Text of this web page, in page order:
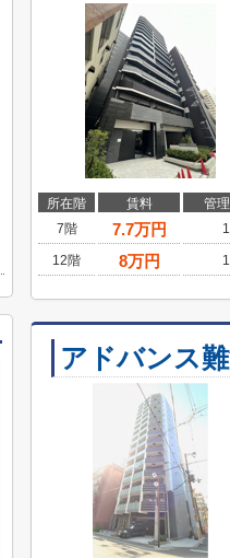
所在階 賃料
管
7階
7.7万円
12階 8万円
アドバンス